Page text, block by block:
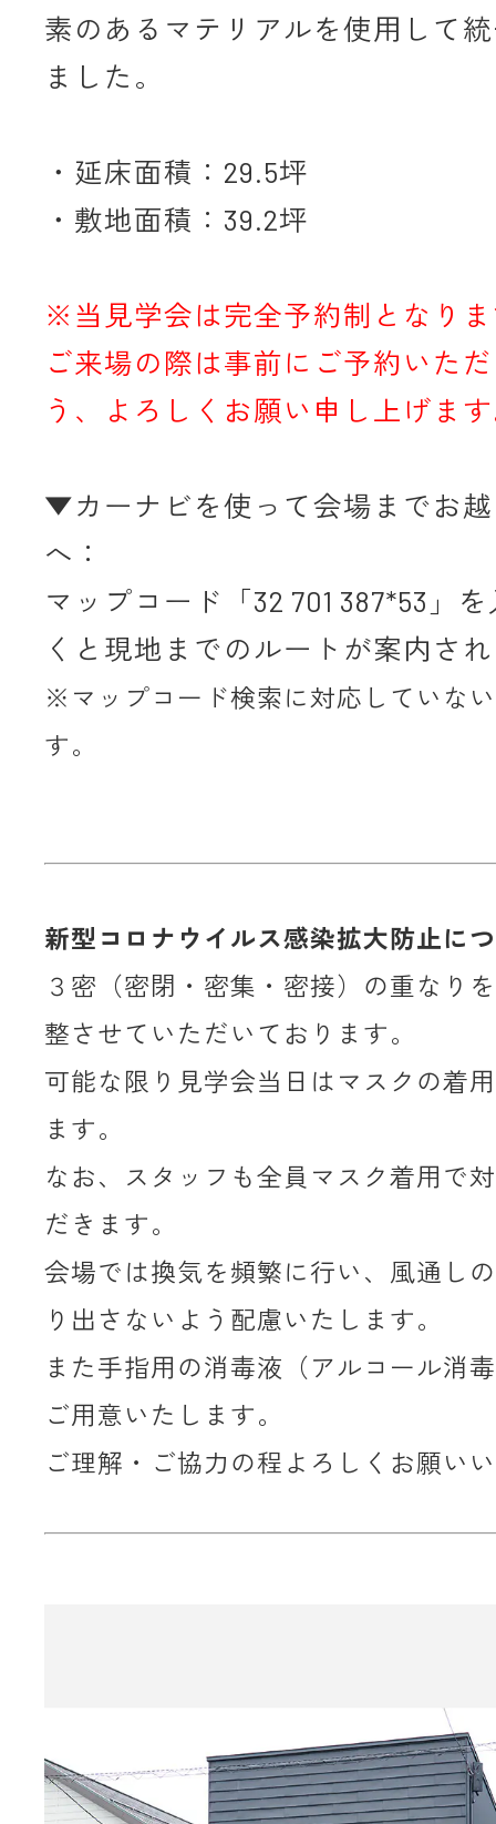
素のあるマテリアルを使用して
ました。
・延床面積：29.5坪
・敷地面積：39.2坪
※当見学会は完全予約制となり
ご来場の際は事前にご予約いた
う、よろしくお願い申し上げま
▼カーナビを使って会場までお
へ：
マップコード「32 701 387*53」
くと現地までのルートが案内さ
※マップコード検索に対応していな
す。
新型コロナウイルス感染拡大防止に
３密（密閉・密集・密接）の重なり
整させていただいております。
可能な限り見学会当日はマスクの着
ます。
なお、スタッフも全員マスク着用で
だきます。
会場では換気を頻繁に行い、風通し
り出さないよう配慮いたします。
また手指用の消毒液（アルコール消
ご用意いたします。
ご理解・ご協力の程よろしくお願い